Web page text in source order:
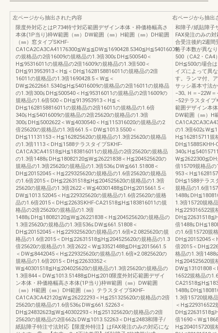
左ページから抽出された内容
限度外対応とはP.734特寸対応範囲デザイン本体・枠価格幅高さ
本体(1P当り)枠W範囲（㎜）DW範囲（㎜）H範囲（㎜）DH範囲
（㎜）窓タイプSKHF-
CA1CA2CA3CA41176300≦W≦≦DW≦1690428.5340≦H≦54016009
の規格品の2倍16009の規格品の1.3倍300≦DH≦500540＜
H≦95316011の規格品の2倍16009の規格品の1.3倍500＜
DH≦913953913＜H≦＜DH≦1628158816011の規格品の2倍
16011の規格品の1.3倍1690428.5＜W≦＜
DW≦2622661.5340≦H≦54016009の規格品の2倍16011の規格品
の1.3倍300≦DH≦500540＜H≦95316011の規格品の2倍16009の
規格品の1.6倍500＜DH≦913953913＜H≦＜
DH≦1628158816011の規格品の2倍16011の規格品の1.6倍
340≦H≦54016009の規格品の2倍25620の規格品の1.3倍
300≦DH≦5002622＜W≦4030540＜H≦115316020の規格品の2
倍25620の規格品の1.3倍661.5＜DW≦1013.5500＜
DH≦11131153＜H≦162825620の規格品の1.3倍25620の規格品
の1.3倍1113＜DH≦1588テラスタイプSKHF-
CA1CA3CA41518≦H≦183816011の規格品の2倍25620の規格品
の1.3倍1488≦DH≦18082120≦W≦26221838＜H≦204525620の
規格品の1.3倍25620の規格品の1.3倍536≦DW≦661.51808＜
DH≦20152045＜H≦229325620の規格品の1.6倍25620の規格品
の1.6倍2015＜DH≦22631518≦H≦204525620の規格品の1.3倍
25620の規格品の1.3倍2622＜W≦40301488≦DH≦2015661.5＜
DW≦1013.52045＜H≦229325620の規格品の1.6倍25620の規格
品の1.6倍2015＜DH≦2263SKHF-CA21518≦H≦183816011の規
格品の2倍25620の規格品の1.3倍
1488≦DH≦18082120≦W≦26221838＜H≦204525620の規格品の
1.3倍25620の規格品の1.3倍536≦DW≦661.51808＜
DH≦20152045＜H≦229325620の規格品の1.6倍×2.0825620の規
格品の1.6倍2015＜DH≦22631518≦H≦204525620の規格品の1.3
倍25620の規格品の1.3倍2622＜W≦33521488≦DH≦2015661.5
＜DW≦8442045＜H≦229325620の規格品の1.6倍×2.0825620の
規格品の1.6倍2015＜DH≦22633352＜
W≦40301518≦H≦204025620の規格品の1.3倍25620の規格品の
1.3倍844＜DW≦1013.51488≦DH≦2010限度外対応範囲デザイ
ン本体・枠価格幅高さ本体(1P当り)枠W範囲（㎜）DW範囲
（㎜）H範囲（㎜）DH範囲（㎜）テラスタイプSKHF-
CA1CA3CA42120≦W≦26222293＜H≦251325620の規格品の2倍
25620の規格品の1.6倍536≦DW≦661.52263＜
DH≦24832623≦W≦40302293＜H≦251325620の規格品の2倍
25620の規格品の2倍662≦DW≦1013.52263＜DH≦2483和障子/
紙貼障子特注寸法対応【限度外特注】はFAX発注のみの対応にな
右ページから抽出
和障子/紙貼障子
FAX発注のみの
合受注後約2週間
格子本数が異な
500（CA2・CA4
DH≦500の場合
イズによって異
す。ランマ付、
サッシ基本寸法
−30､Ｈ＝−22W
−52テラスタイ
範囲デザイン本
DW範囲（㎜）H
の1.3倍
H≦162815711規
DH≦1588SKHH-
倍15709規格品
953＜
DH≦1588テラス
規格品の1.6倍
1.3倍15720規格
H≦229316522規
倍
の1.6倍15720規
DH≦20152045＜
倍2015＜
格品の1.3倍
H≦204525620規
DW≦13101808
16522規格品の
1.3倍15720規格
＜H≦229316522
倍1690＜
H≦204015720規